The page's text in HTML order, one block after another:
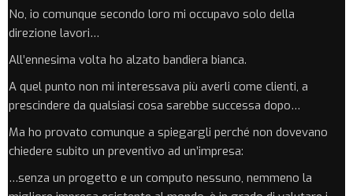
No, io comunque secondo loro mi occupavo solo della
direzione lavori…
All’ennesima volta ho alzato bandiera bianca.
A quel punto non mi interessava più averli come clienti, a
prescindere da qualsiasi cosa sarebbe successa dopo…
Ma ho provato comunque a spiegargli perché non dovevano
chiedere subito un preventivo ad un’impresa:
…senza un progetto e un computo nessuno, nemmeno la